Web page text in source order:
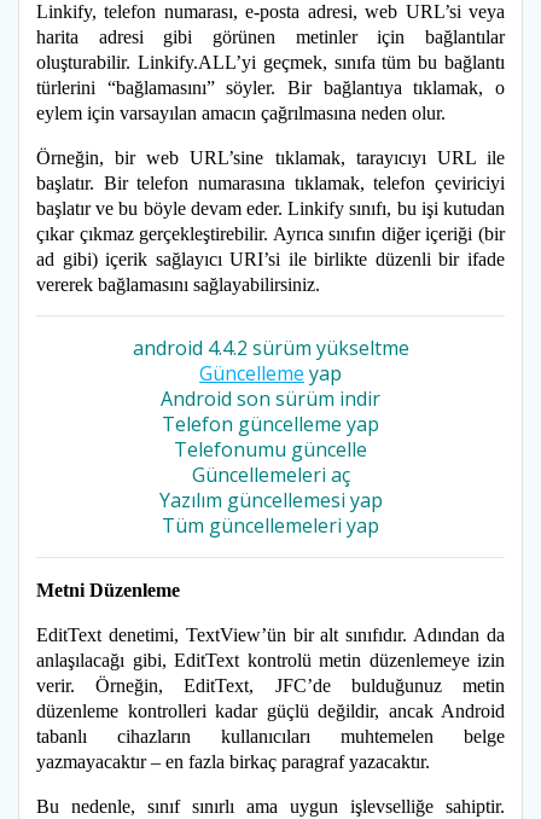
Linkify, telefon numarası, e-posta adresi, web URL’si veya
harita adresi gibi görünen metinler için bağlantılar
oluşturabilir. Linkify.ALL’yi geçmek, sınıfa tüm bu bağlantı
türlerini “bağlamasını” söyler. Bir bağlantıya tıklamak, o
eylem için varsayılan amacın çağrılmasına neden olur.
Örneğin, bir web URL’sine tıklamak, tarayıcıyı URL ile
başlatır. Bir telefon numarasına tıklamak, telefon çeviriciyi
başlatır ve bu böyle devam eder. Linkify sınıfı, bu işi kutudan
çıkar çıkmaz gerçekleştirebilir. Ayrıca sınıfın diğer içeriği (bir
ad gibi) içerik sağlayıcı URI’si ile birlikte düzenli bir ifade
vererek bağlamasını sağlayabilirsiniz.
android 4.4.2 sürüm yükseltme
Güncelleme yap
Android son sürüm indir
Telefon güncelleme yap
Telefonumu güncelle
Güncellemeleri aç
Yazılım güncellemesi yap
Tüm güncellemeleri yap
Metni Düzenleme
EditText denetimi, TextView’ün bir alt sınıfıdır. Adından da
anlaşılacağı gibi, EditText kontrolü metin düzenlemeye izin
verir. Örneğin, EditText, JFC’de bulduğunuz metin
düzenleme kontrolleri kadar güçlü değildir, ancak Android
tabanlı cihazların kullanıcıları muhtemelen belge
yazmayacaktır – en fazla birkaç paragraf yazacaktır.
Bu nedenle, sınıf sınırlı ama uygun işlevselliğe sahiptir.